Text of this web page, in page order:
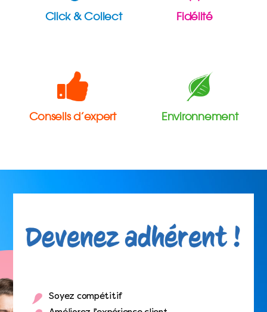
Click & Collect
Conseils d’expert
Fidélité
Environnement
Soyez compétitif